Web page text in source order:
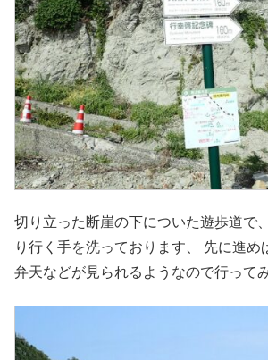
切り立った断崖の下についた遊歩道で
り行く手を洗っております、 先に進め
弁天などが見られるようなので行って